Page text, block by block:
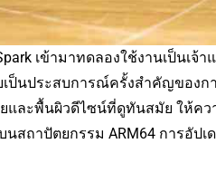
Spark เข้ามาทดลองใช้งานเป็น
ป็นประสบการณ์ครั้งสำคัญของก
และพื้นผิวดีไซน์ที่ดูทันสมัย ให้ค
สถาปัตยกรรม ARM64 การอัปเ